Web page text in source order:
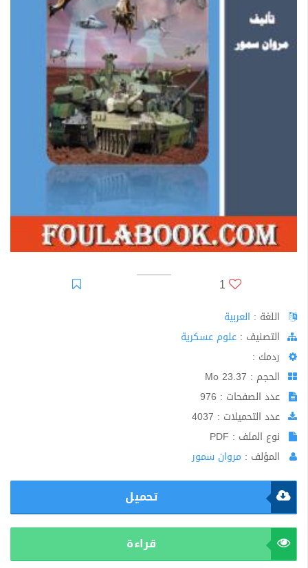
1
اللغة : العربية
اﻟﺘﺼﻨﻴﻒ : علوم عسكرية
ردمك :
الحجم : 23.37 Mo
عدد الصفحات : 976
عدد التحميلات : 4037
نوع الملف : PDF
المؤلف : مروان سمور
تحميل
قراءة